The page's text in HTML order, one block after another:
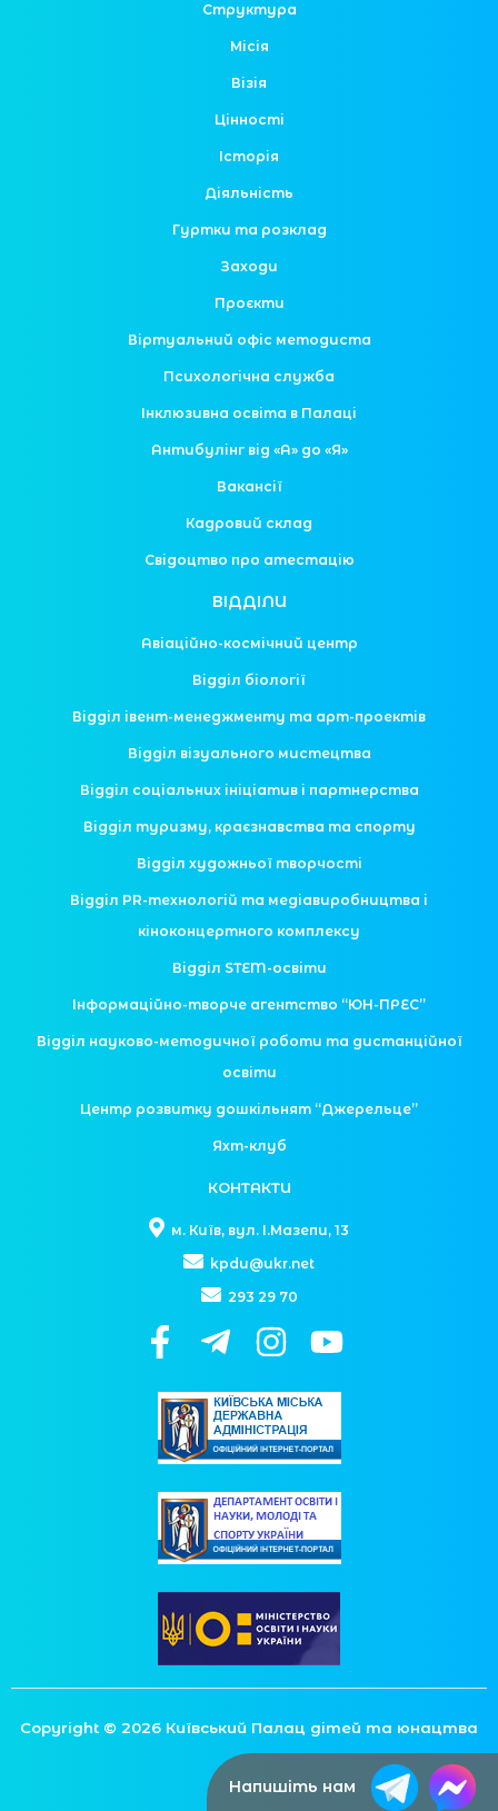
Напишіть нам
Структура
Місія
Візія
Цінності
Історія
Діяльність
Гуртки та розклад
Заходи
Проєкти
Віртуальний офіс методиста
Психологічна служба
Інклюзивна освіта в Палаці
Антибулінг від «А» до «Я»
Вакансії
Кадровий склад
Свідоцтво про атестацію
ВІДДІЛИ
Авіаційно-космічний центр
Відділ біології
Відділ івент-менеджменту та арт-проектів
Відділ візуального мистецтва
Відділ соціальних ініціатив і партнерства
Відділ туризму, краєзнавства та спорту
Відділ художньої творчості
Відділ PR-технологій та медіавиробництва і
кіноконцертного комплексу
Відділ STEM-освіти
Інформаційно-творче агентство “ЮН-ПРЕС”
Відділ науково-методичної роботи та дистанційної
освіти
Центр розвитку дошкільнят “Джерельце”
Яхт-клуб
КОНТАКТИ
м. Київ, вул. І.Мазепи, 13
kpdu@ukr.net
293 29 70
Copyright © 2026 Київський Палац дітей та юнацтва